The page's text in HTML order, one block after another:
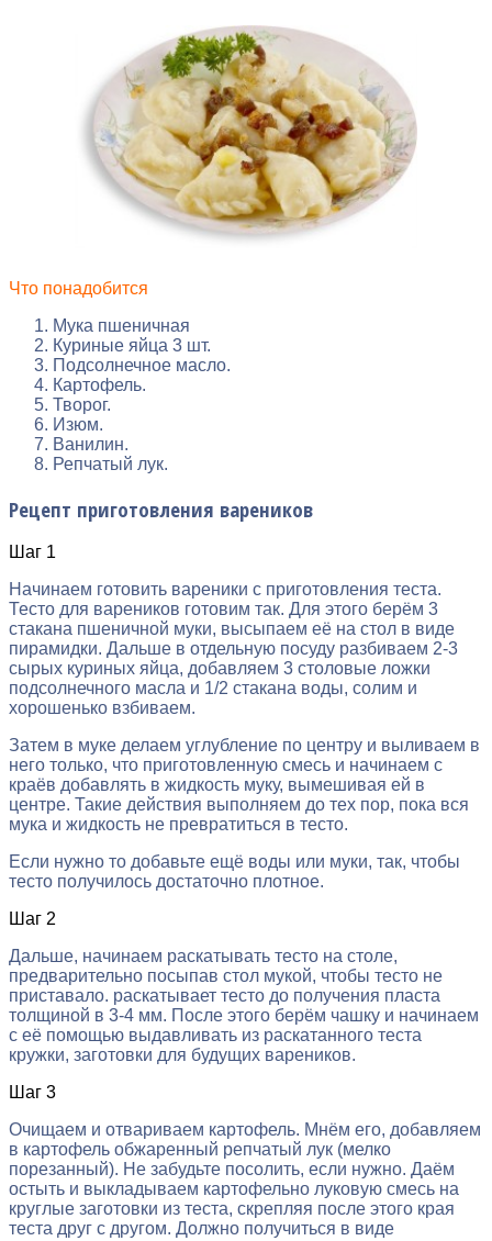
Что понадобится
Мука пшеничная
Куриные яйца 3 шт.
Подсолнечное масло.
Картофель.
Творог.
Изюм.
Ванилин.
Репчатый лук.
Рецепт приготовления вареников
Шаг 1
Начинаем готовить вареники с приготовления теста.
Тесто для вареников готовим так. Для этого берём 3
стакана пшеничной муки, высыпаем её на стол в виде
пирамидки. Дальше в отдельную посуду разбиваем 2-3
сырых куриных яйца, добавляем 3 столовые ложки
подсолнечного масла и 1/2 стакана воды, солим и
хорошенько взбиваем.
Затем в муке делаем углубление по центру и выливаем в
него только, что приготовленную смесь и начинаем с
краёв добавлять в жидкость муку, вымешивая ей в
центре. Такие действия выполняем до тех пор, пока вся
мука и жидкость не превратиться в тесто.
Если нужно то добавьте ещё воды или муки, так, чтобы
тесто получилось достаточно плотное.
Шаг 2
Дальше, начинаем раскатывать тесто на столе,
предварительно посыпав стол мукой, чтобы тесто не
приставало. раскатывает тесто до получения пласта
толщиной в 3-4 мм. После этого берём чашку и начинаем
с её помощью выдавливать из раскатанного теста
кружки, заготовки для будущих вареников.
Шаг 3
Очищаем и отвариваем картофель. Мнём его, добавляем
в картофель обжаренный репчатый лук (мелко
порезанный). Не забудьте посолить, если нужно. Даём
остыть и выкладываем картофельно луковую смесь на
круглые заготовки из теста, скрепляя после этого края
теста друг с другом. Должно получиться в виде